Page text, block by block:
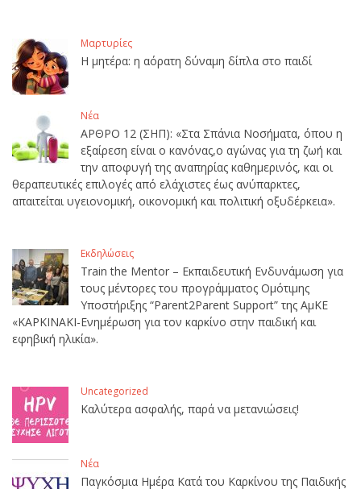
Μαρτυρίες
Η μητέρα: η αόρατη δύναμη δίπλα στο παιδί
Νέα
ΑΡΘΡΟ 12 (ΣΗΠ): «Στα Σπάνια Νοσήματα, όπου η
εξαίρεση είναι ο κανόνας,ο αγώνας για τη ζωή και
την αποφυγή της αναπηρίας καθημερινός, και οι
θεραπευτικές επιλογές από ελάχιστες έως ανύπαρκτες,
απαιτείται υγειονομική, οικονομική και πολιτική οξυδέρκεια».
Εκδηλώσεις
Train the Mentor – Εκπαιδευτική Ενδυνάμωση για
τους μέντορες του προγράμματος Ομότιμης
Υποστήριξης “Parent2Parent Support” της ΑμΚΕ
«ΚΑΡΚΙΝΑΚΙ-Ενημέρωση για τον καρκίνο στην παιδική και
εφηβική ηλικία».
Uncategorized
Καλύτερα ασφαλής, παρά να μετανιώσεις!
Νέα
Παγκόσμια Ημέρα Κατά του Καρκίνου της Παιδικής